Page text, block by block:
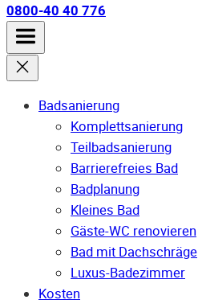
0800-40 40 776
Badsanierung
Komplettsanierung
Teilbadsanierung
Barrierefreies Bad
Badplanung
Kleines Bad
Gäste-WC renovieren
Bad mit Dachschräge
Luxus-Badezimmer
Kosten